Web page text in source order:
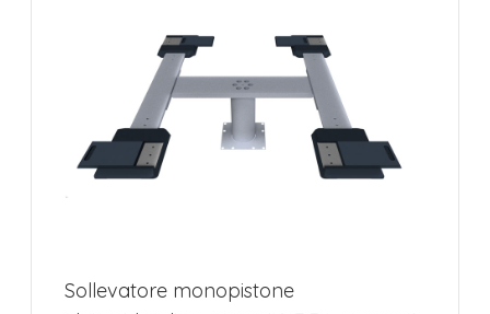
Sollevatore monopistone